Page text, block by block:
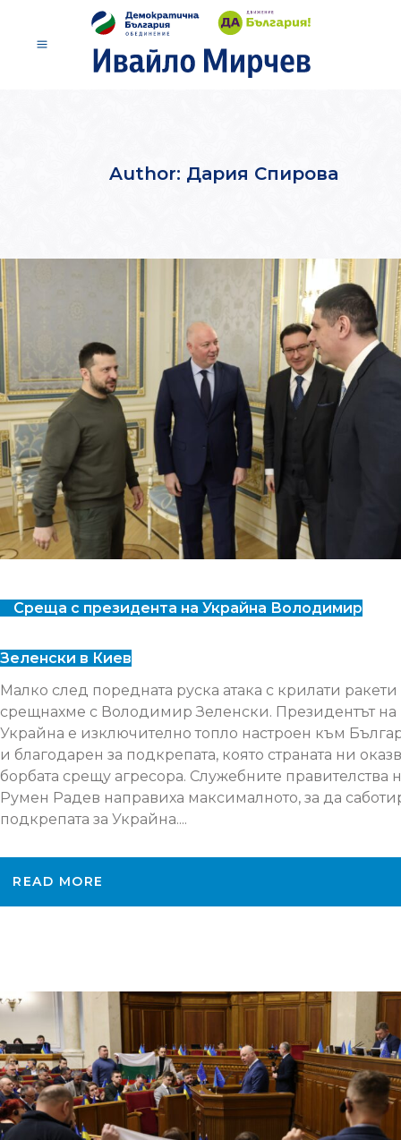
Author: Дария Спирова
Среща с президента на Украйна Володимир
Зеленски в Киев
Малко след поредната руска атака с крилати ракети
срещнахме с Володимир Зеленски. Президентът на
Украйна е изключително топло настроен към
и благодарен за подкрепата, която страната ни
борбата срещу агресора. Служебните правителства
Румен Радев направиха максималното, за да
подкрепата за Украйна....
READ MORE